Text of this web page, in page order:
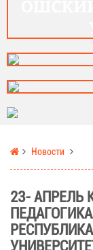
Новости
23- АПРЕЛЬ